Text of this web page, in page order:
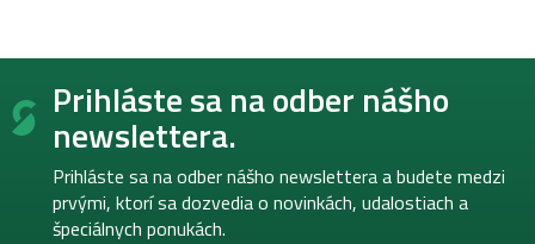
Z
Prihláste sa na odber nášho
newslettera.
Prihláste sa na odber nášho newslettera a budete medzi
prvými, ktorí sa dozvedia o novinkách, udalostiach a
špeciálnych ponukách.